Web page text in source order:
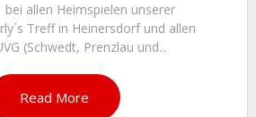
allen Heimspielen unserer
Treff in Heinersdorf und allen
(Schwedt, Prenzlau und...
Read More